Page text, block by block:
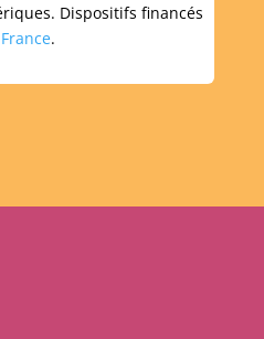
Dispositifs financés
.